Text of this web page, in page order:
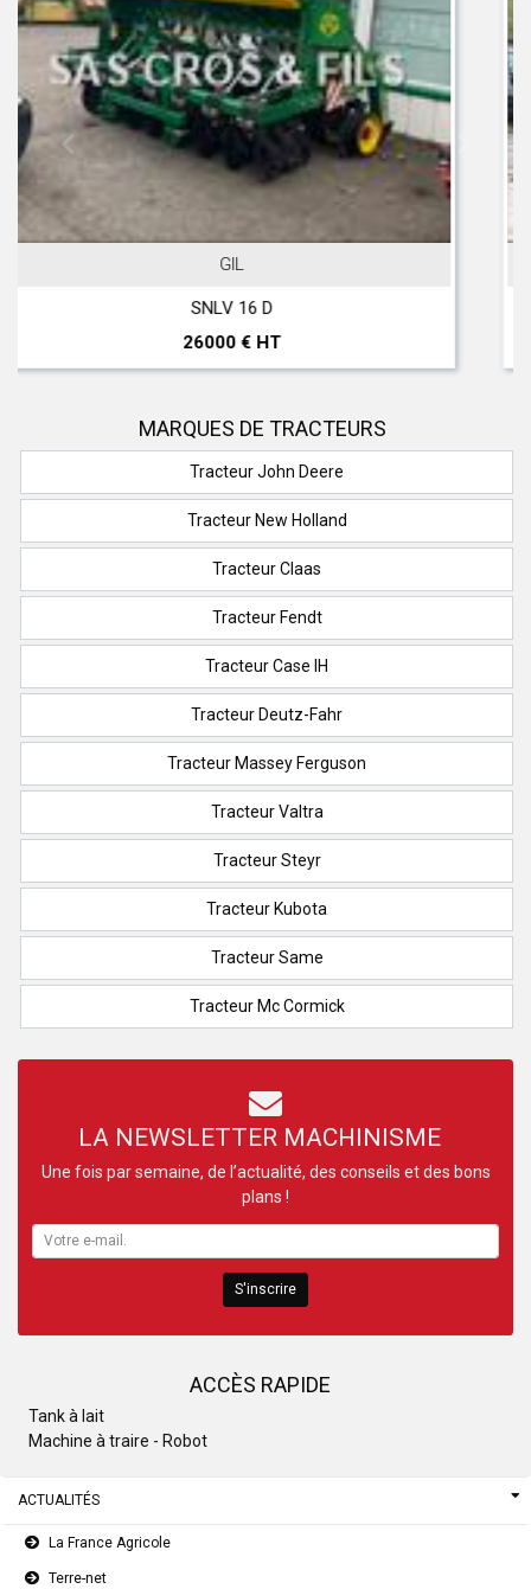
ACCÈS RAPIDE
Tank à lait
Machine à traire - Robot
JOHN DEERE
T 560 Hillmaster
297000 € HT
MARQUES DE TRACTEURS
Tracteur John Deere
Tracteur New Holland
Tracteur Claas
Tracteur Fendt
Tracteur Case IH
Tracteur Deutz-Fahr
Tracteur Massey Ferguson
Tracteur Valtra
Tracteur Steyr
Tracteur Kubota
Tracteur Same
Tracteur Mc Cormick
LA NEWSLETTER MACHINISME
Une fois par semaine, de l’actualité, des conseils et des bons
plans !
S'inscrire
ACTUALITÉS
La France Agricole
Terre-net